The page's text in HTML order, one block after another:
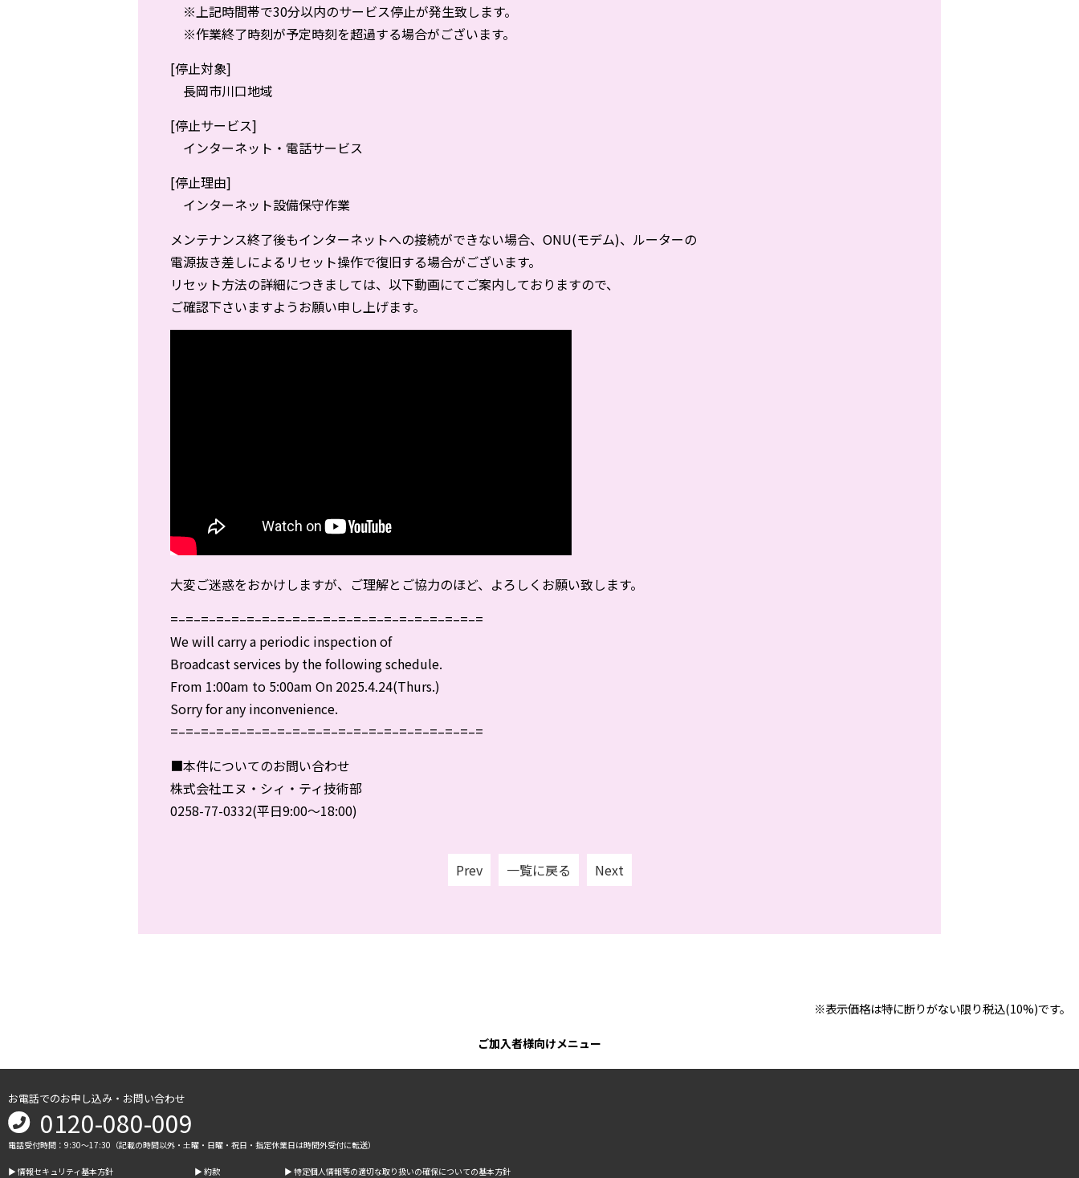
※上記時間帯で30分以内のサービス停止が発生致します。
※作業終了時刻が予定時刻を超過する場合がございます。
[停止対象]
長岡市川口地域
[停止サービス]
インターネット・電話サービス
[停止理由]
インターネット設備保守作業
メンテナンス終了後もインターネットへの接続ができない場合、ONU(モデム)、ルーターの
電源抜き差しによるリセット操作で復旧する場合がございます。
リセット方法の詳細につきましては、以下動画にてご案内しておりますので、
ご確認下さいますようお願い申し上げます。
大変ご迷惑をおかけしますが、ご理解とご協力のほど、よろしくお願い致します。
=–=–=–=–=–=–=–=–=–=–=–=–=–=–=–=–=–=–=–=–=
We will carry a periodic inspection of
Broadcast services by the following schedule.
From 1:00am to 5:00am On 2025.4.24(Thurs.)
Sorry for any inconvenience.
=–=–=–=–=–=–=–=–=–=–=–=–=–=–=–=–=–=–=–=–=
■本件についてのお問い合わせ
株式会社エヌ・シィ・ティ技術部
0258-77-0332(平日9:00～18:00)
Prev 一覧に戻る Next
※表示価格は特に断りがない限り税込(10%)です。
ご加入者様向けメニュー
お電話でのお申し込み・お問い合わせ
0120-080-009
電話受付時間：9:30～17:30（記載の時間以外・土曜・日曜・祝日・指定休業日は時間外受付に転送）
▶︎ 情報セキュリティ基本方針 ▶︎ 約款 ▶︎ 特定個人情報等の適切な取り扱いの確保についての基本方針